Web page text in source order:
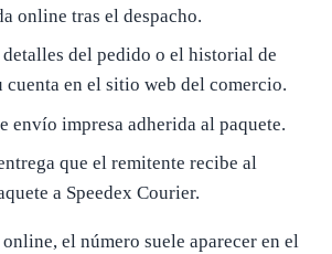
online tras el despacho.
del pedido o el historial de
cuenta en el sitio web del comercio.
envío impresa adherida al paquete.
que el remitente recibe al
a Speedex Courier.
el número suele aparecer en el